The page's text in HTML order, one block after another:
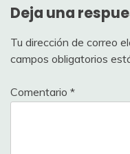
Deja una
Tu dirección de correo
campos obligatorios
Comentario *